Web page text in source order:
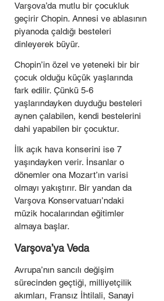
Varşova’da mutlu bir çocukluk
geçirir Chopin. Annesi ve ablasının
piyanoda çaldığı besteleri
dinleyerek büyür.
Chopin’in özel ve yeteneki bir bir
çocuk olduğu küçük yaşlarında
fark edilir. Çünkü 5-6
yaşlarındayken duyduğu besteleri
aynen çalabilen, kendi bestelerini
dahi yapabilen bir çocuktur.
İlk açık hava konserini ise 7
yaşındayken verir. İnsanlar o
dönemler ona Mozart’ın varisi
olmayı yakıştırır. Bir yandan da
Varşova Konservatuarı’ndaki
müzik hocalarından eğitimler
almaya başlar.
Varşova’ya Veda
Avrupa’nın sancılı değişim
sürecinden geçtiği, milliyetçilik
akımları, Fransız İhtilali, Sanayi